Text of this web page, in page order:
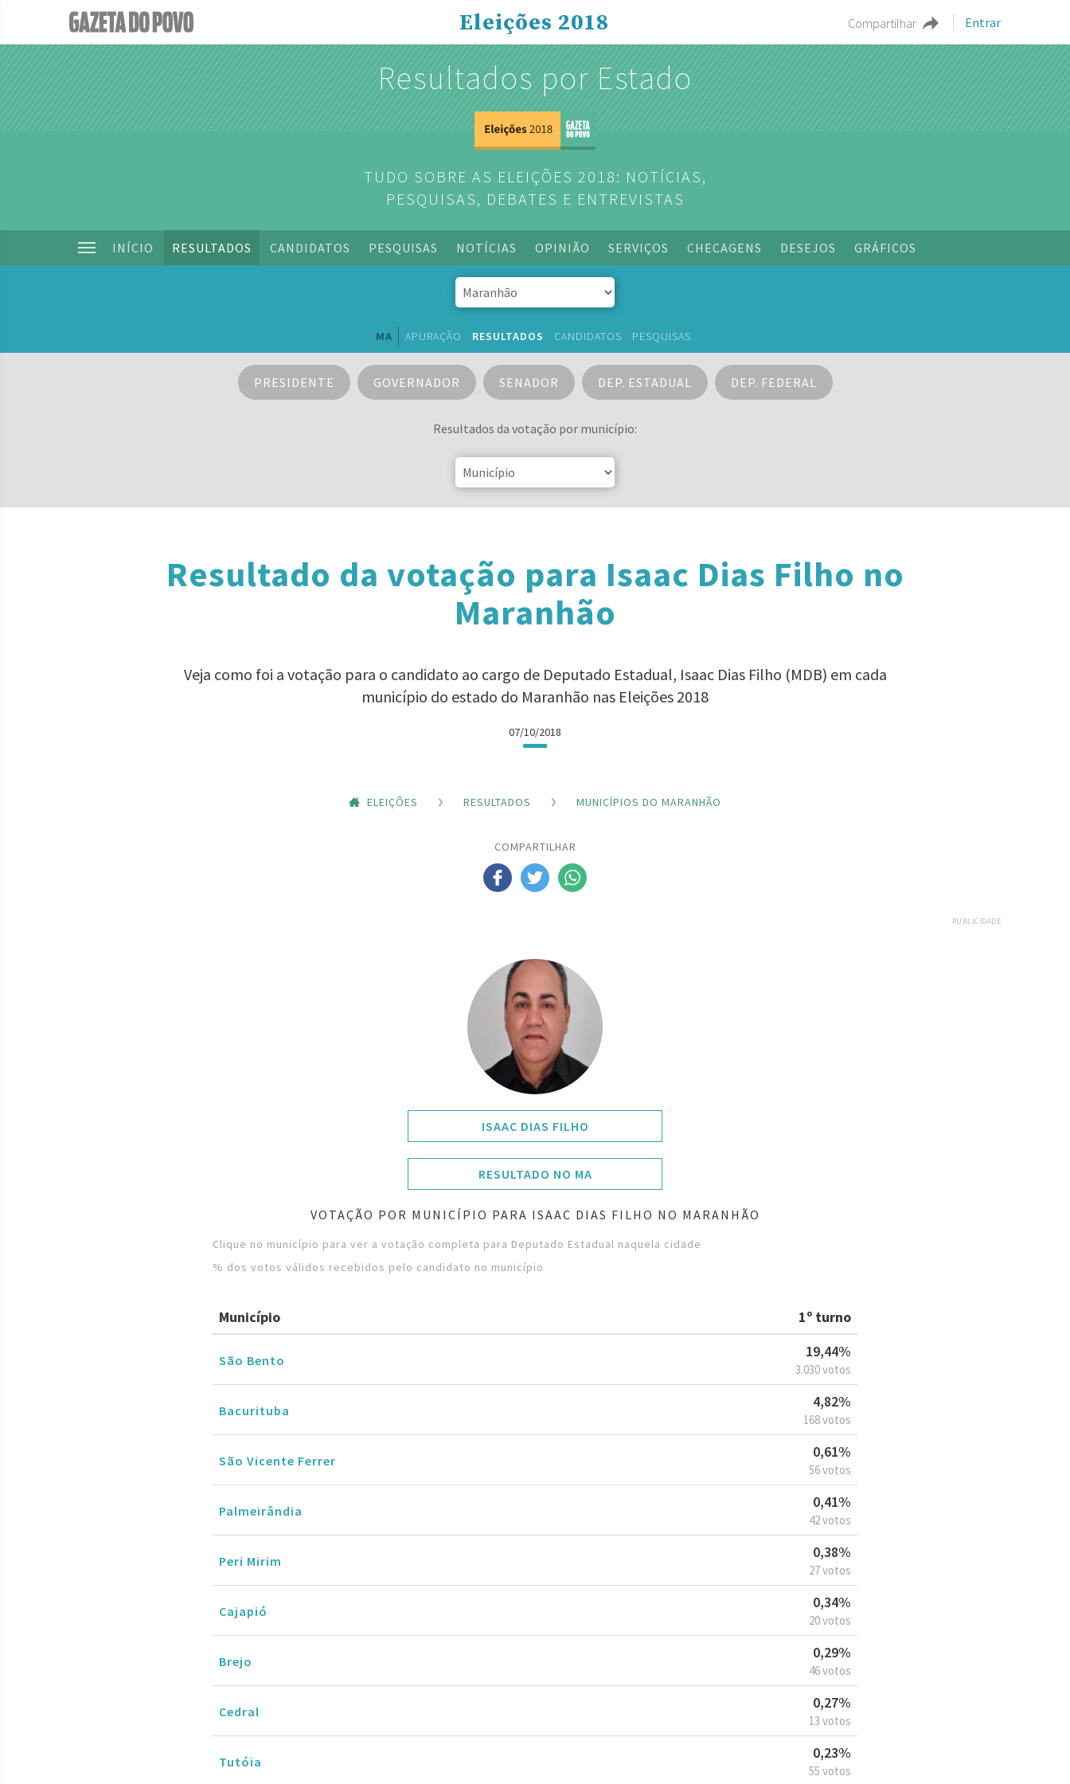
Compartilhar Entrar
Eleições 2018
Resultados por Estado
TUDO SOBRE AS ELEIÇÕES 2018: NOTÍCIAS,
PESQUISAS, DEBATES E ENTREVISTAS
INÍCIO RESULTADOS CANDIDATOS PESQUISAS NOTÍCIAS OPINIÃO SERVIÇOS CHECAGENS DESEJOS GRÁFICOS
MA APURAÇÃO RESULTADOS CANDIDATOS PESQUISAS
PRESIDENTE GOVERNADOR SENADOR DEP. ESTADUAL DEP. FEDERAL
Resultados da votação por município:
Resultado da votação para Isaac Dias Filho no
Maranhão
Veja como foi a votação para o candidato ao cargo de Deputado Estadual, Isaac Dias Filho (MDB) em cada
município do estado do Maranhão nas Eleições 2018
07/10/2018
ELEIÇÕES RESULTADOS MUNICÍPIOS DO MARANHÃO
COMPARTILHAR
PUBLICIDADE
ISAAC DIAS FILHO
RESULTADO NO MA
VOTAÇÃO POR MUNICÍPIO PARA ISAAC DIAS FILHO NO MARANHÃO
Clique no município para ver a votação completa para Deputado Estadual naquela cidade
% dos votos válidos recebidos pelo candidato no município
Município 1º turno
São Bento
19,44%
3.030 votos
Bacurituba
4,82%
168 votos
São Vicente Ferrer
0,61%
56 votos
Palmeirândia
0,41%
42 votos
Peri Mirim
0,38%
27 votos
Cajapió
0,34%
20 votos
Brejo
0,29%
46 votos
Cedral
0,27%
13 votos
Tutóia
0,23%
55 votos